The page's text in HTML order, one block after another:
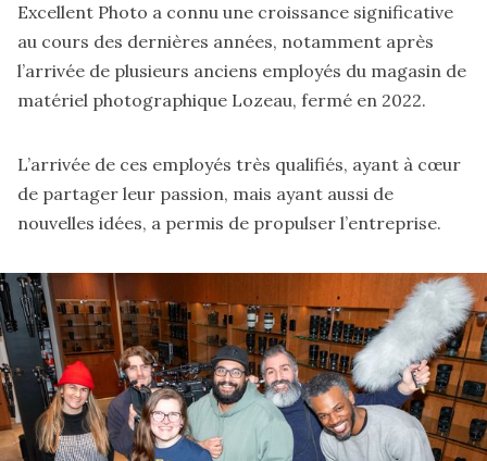
Excellent Photo a connu une croissance significative
au cours des dernières années, notamment après
l’arrivée de plusieurs anciens employés du magasin de
matériel photographique Lozeau, fermé en 2022.
L’arrivée de ces employés très qualifiés, ayant à cœur
de partager leur passion, mais ayant aussi de
nouvelles idées, a permis de propulser l’entreprise.